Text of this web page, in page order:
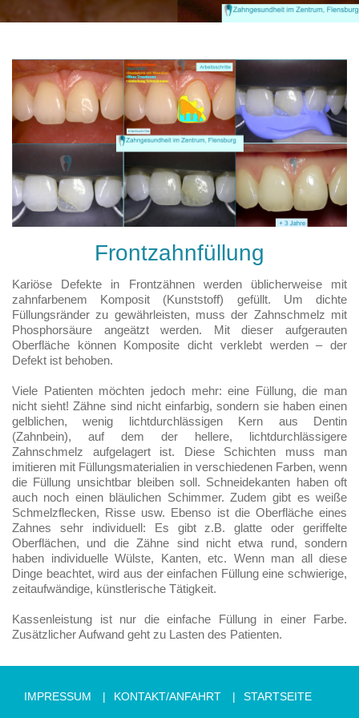
Frontzahnfüllung
Kariöse Defekte in Frontzähnen werden üblicherweise mit
zahnfarbenem Komposit (Kunststoff) gefüllt. Um dichte
Füllungsränder zu gewährleisten, muss der Zahnschmelz mit
Phosphorsäure angeätzt werden. Mit dieser aufgerauten
Oberfläche können Komposite dicht verklebt werden – der
Defekt ist behoben.
Viele Patienten möchten jedoch mehr: eine Füllung, die man
nicht sieht! Zähne sind nicht einfarbig, sondern sie haben einen
gelblichen, wenig lichtdurchlässigen Kern aus Dentin
(Zahnbein), auf dem der hellere, lichtdurchlässigere
Zahnschmelz aufgelagert ist. Diese Schichten muss man
imitieren mit Füllungsmaterialien in verschiedenen Farben, wenn
die Füllung unsichtbar bleiben soll. Schneidekanten haben oft
auch noch einen bläulichen Schimmer. Zudem gibt es weiße
Schmelzflecken, Risse usw. Ebenso ist die Oberfläche eines
Zahnes sehr individuell: Es gibt z.B. glatte oder geriffelte
Oberflächen, und die Zähne sind nicht etwa rund, sondern
haben individuelle Wülste, Kanten, etc. Wenn man all diese
Dinge beachtet, wird aus der einfachen Füllung eine schwierige,
zeitaufwändige, künstlerische Tätigkeit.
Kassenleistung ist nur die einfache Füllung in einer Farbe.
Zusätzlicher Aufwand geht zu Lasten des Patienten.
IMPRESSUM KONTAKT/ANFAHRT STARTSEITE